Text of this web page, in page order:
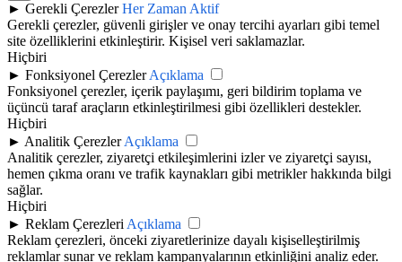
► Gerekli Çerezler Her Zaman Aktif
Gerekli çerezler, güvenli girişler ve onay tercihi ayarları gibi temel
site özelliklerini etkinleştirir. Kişisel veri saklamazlar.
Hiçbiri
► Fonksiyonel Çerezler Açıklama
Fonksiyonel çerezler, içerik paylaşımı, geri bildirim toplama ve
üçüncü taraf araçların etkinleştirilmesi gibi özellikleri destekler.
Hiçbiri
► Analitik Çerezler Açıklama
Analitik çerezler, ziyaretçi etkileşimlerini izler ve ziyaretçi sayısı,
hemen çıkma oranı ve trafik kaynakları gibi metrikler hakkında bilgi
sağlar.
Hiçbiri
► Reklam Çerezleri Açıklama
Reklam çerezleri, önceki ziyaretlerinize dayalı kişiselleştirilmiş
reklamlar sunar ve reklam kampanyalarının etkinliğini analiz eder.